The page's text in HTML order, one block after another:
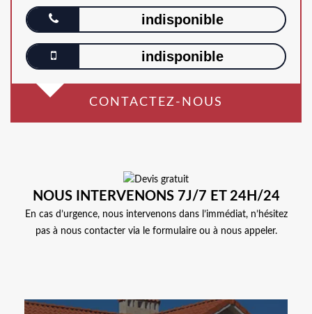
indisponible
indisponible
CONTACTEZ-NOUS
NOUS INTERVENONS 7J/7 ET 24H/24
En cas d’urgence, nous intervenons dans l’immédiat, n’hésitez
pas à nous contacter via le formulaire ou à nous appeler.